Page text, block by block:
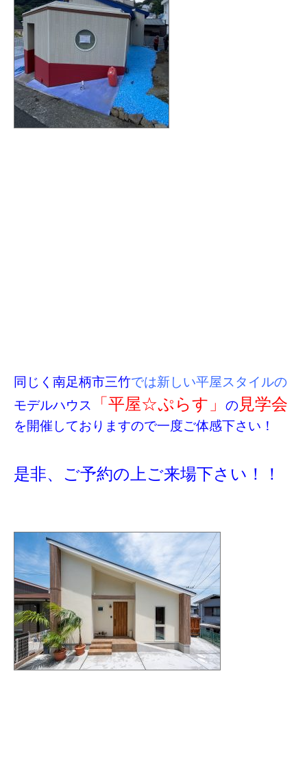
同じく南足柄市三竹では新しい平屋スタイルの
モデルハウス
「平屋☆ぷらす」 の 見学会
を開催しておりますので一度ご体感下さい！
是非、ご予約の上ご来場下さい！！